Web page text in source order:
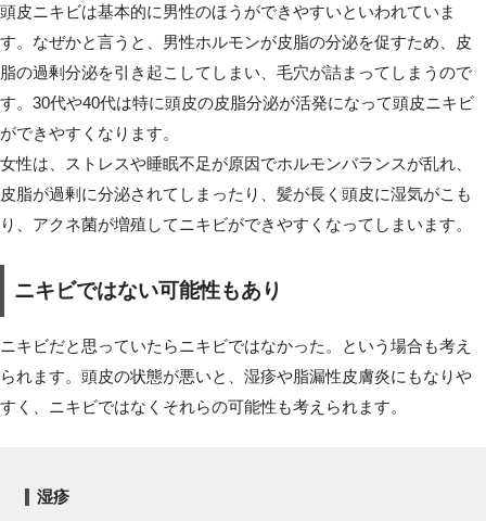
頭皮ニキビは基本的に男性のほうができやすいといわれていま
す。なぜかと言うと、男性ホルモンが皮脂の分泌を促すため、皮
脂の過剰分泌を引き起こしてしまい、毛穴が詰まってしまうので
す。30代や40代は特に頭皮の皮脂分泌が活発になって頭皮ニキビ
ができやすくなります。
女性は、ストレスや睡眠不足が原因でホルモンバランスが乱れ、
皮脂が過剰に分泌されてしまったり、髪が長く頭皮に湿気がこも
り、アクネ菌が増殖してニキビができやすくなってしまいます。
ニキビではない可能性もあり
ニキビだと思っていたらニキビではなかった。という場合も考え
られます。頭皮の状態が悪いと、湿疹や脂漏性皮膚炎にもなりや
すく、ニキビではなくそれらの可能性も考えられます。
湿疹